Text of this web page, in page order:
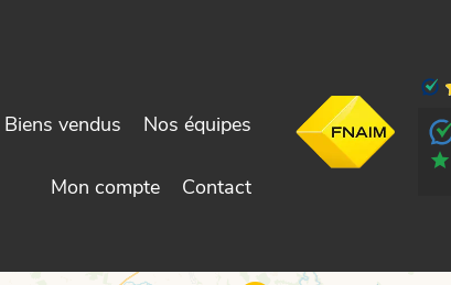
Biens vendus Nos équipes
Mon compte Contact